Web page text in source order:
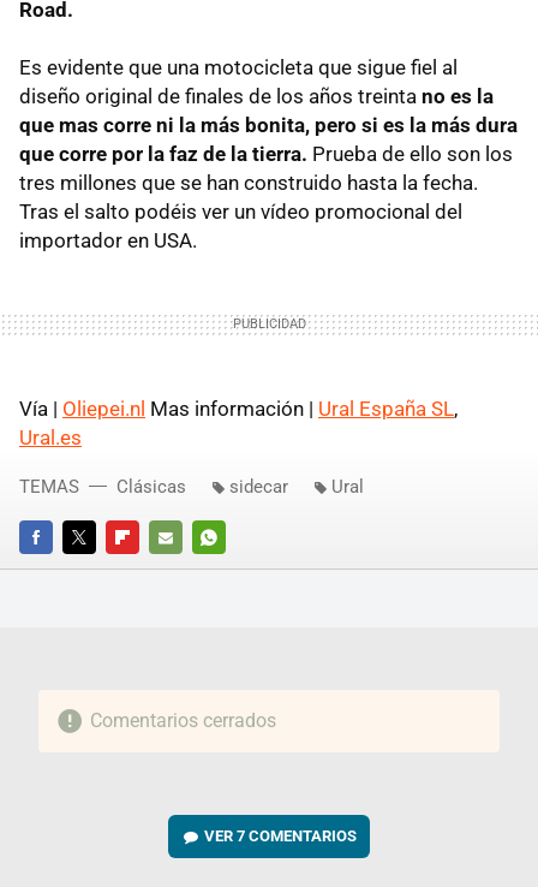
Road.
Es evidente que una motocicleta que sigue fiel al
diseño original de finales de los años treinta no es la
que mas corre ni la más bonita, pero si es la más dura
que corre por la faz de la tierra. Prueba de ello son los
tres millones que se han construido hasta la fecha.
Tras el salto podéis ver un vídeo promocional del
importador en USA.
Vía | Oliepei.nl Mas información | Ural España SL,
Ural.es
FACEBOOKTWITTERFLIPBOARD
E-
WHATSAPP
TEMAS Clásicas sidecar Ural
Comentarios cerrados
VER7 COMENTARIOS